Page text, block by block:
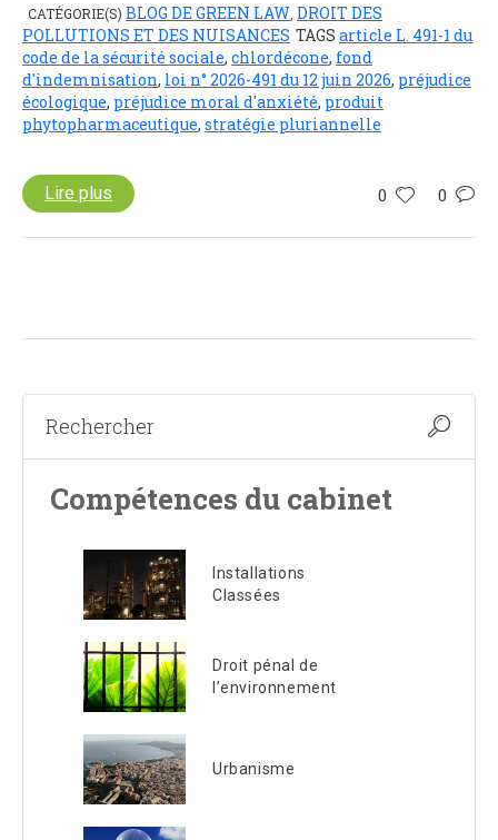
CATÉGORIE(S) BLOG DE GREEN LAW DROIT DES
POLLUTIONS ET DES NUISANCES TAGS article L. 491-1 du
code de la sécurité sociale, chlordécone, fond
d'indemnisation, loi n° 2026-491 du 12 juin 2026, préjudice
écologique, préjudice moral d'anxiété, produit
phytopharmaceutique, stratégie pluriannelle
0 0
Lire plus
Compétences du cabinet
Installations
Classées
Droit pénal de
l’environnement
Urbanisme